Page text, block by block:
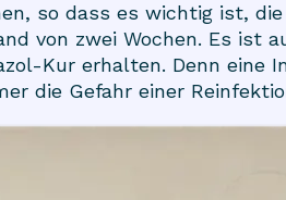
so dass es wichtig ist,
von zwei Wochen. Es ist
Kur erhalten. Denn
die Gefahr einer